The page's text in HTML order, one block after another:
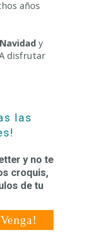
años
y
disfrutar
las
y no te
croquis,
de tu
Venga!